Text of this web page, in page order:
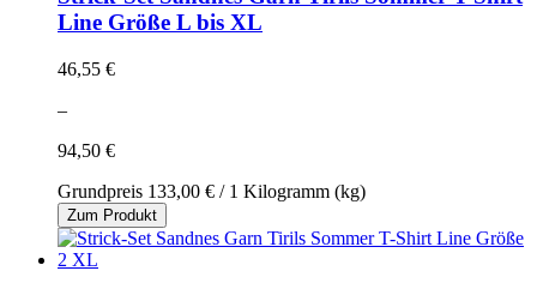
Line Größe L bis XL
46,55 €
–
94,50 €
Grundpreis 133,00 € / 1 Kilogramm (kg)
Zum Produkt